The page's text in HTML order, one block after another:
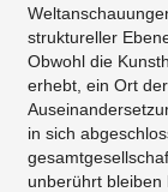
struktureller
Obwohl die
erhebt, ein Ort
in sich
unberührt bleiben